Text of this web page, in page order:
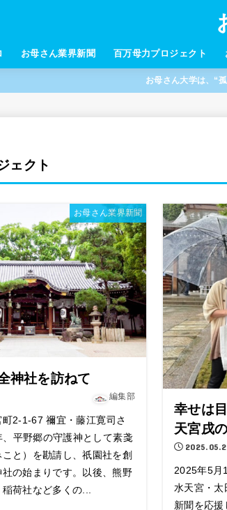
お母さん業界新聞 百万母力プロジェクト
お母さん大学は、“
ェクト
お母さん業界新聞
神社を訪ねて
編集部
2-1-67 禰宜・藤江寛司さ
平野郷の守護神として素戔
と）を勘請し、祇園社を創
の始まりです。以後、熊野
荷社など多くの...
幸せは
天宮戌
2025年5月
水天宮・太
新聞を応